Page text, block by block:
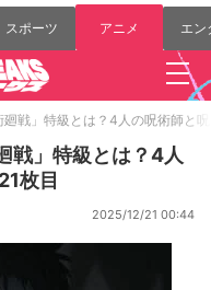
スポーツ アニメ エン
廻戦」特級とは？4人の呪術師と
戦」特級とは？4人
枚目
2025/12/21 00:44